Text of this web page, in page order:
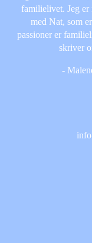
familielivet. Jeg
med Nat, som
passioner er
skriver
-